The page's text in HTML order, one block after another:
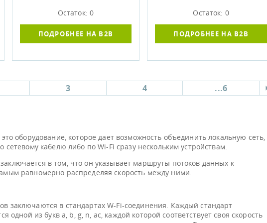
Остаток: 0
ПОДРОБНЕЕ НА B2B
Остаток: 0
ПОДРОБНЕЕ НА B2B
3 4 ...6
оборудование, которое дает возможность объединить локальную сеть,
сетевому кабелю либо по Wi-Fi сразу нескольким устройствам.
в том, что он указывает маршруты потоков данных к
равномерно распределяя скорость между ними.
заключаются в стандартах W-Fi-соединения. Каждый стандарт
одной из букв a, b, g, n, ac, каждой которой соответствует своя скорость